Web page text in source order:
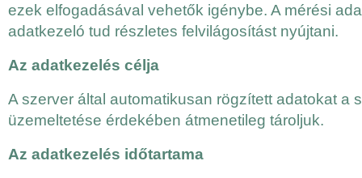
ezek elfogadásával vehetők igénybe. A mérési
adatkezeló tud részletes felvilágosítást nyújtani.
Az adatkezelés célja
A szerver által automatikusan rögzített adatokat a
üzemeltetése érdekében átmenetileg tároljuk.
Az adatkezelés időtartama